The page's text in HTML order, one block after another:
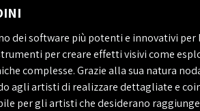
dei software più potenti e innovativi
per creare effetti visivi come
complesse. Grazie alla sua natura
agli artisti di realizzare dettagliate e
per gli artisti che desiderano